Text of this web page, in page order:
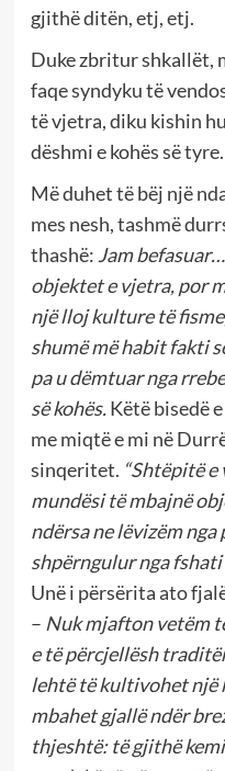
gjithë ditën, etj, etj.
Duke zbritur shkallët,
faqe syndyku të
të vjetra, diku kishin
dëshmi e kohës së tyre.
Më duhet të bëj një
mes nesh, tashmë
thashë: Jam
objektet e vjetra, por
një lloj kulture të
shumë më habit fakti
pa u dëmtuar nga
së kohës.Këtë bisedë
me miqtë e mi në
sinqeritet. “Shtëpitë e
mundësi të mbajnë
ndërsa ne lëvizëm
shpërngulur nga
Unë i përsërita ato
– Nuk mjafton vetëm
e të përcjellësh
lehtë të kultivohet një
mbahet gjallë ndër
thjeshtë: të gjithë